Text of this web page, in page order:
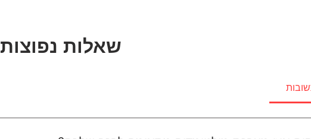
שאלות נפוצות